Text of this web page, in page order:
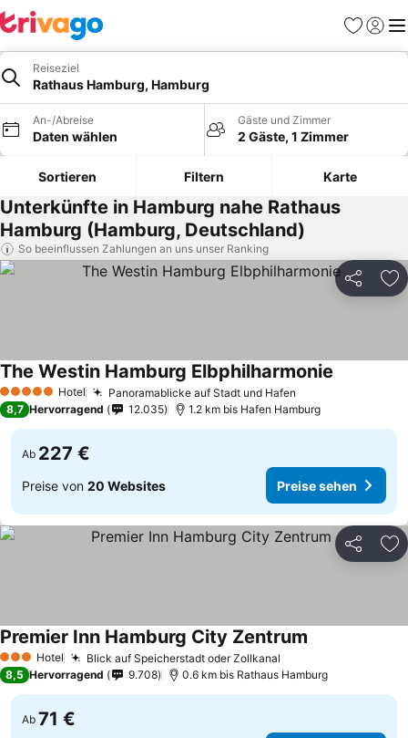
Favoriten
Reiseziel
Rathaus Hamburg, Hamburg
An-/Abreise
Daten wählen
Gäste und Zimmer
2 Gäste, 1 Zimmer
Sortieren Filtern Karte
Unterkünfte in Hamburg nahe Rathaus
Hamburg (Hamburg, Deutschland)
So beeinflussen Zahlungen an uns unser Ranking
Teilen
5 Sterne Hotel Panoramablicke auf Stadt und Hafen
The Westin Hamburg Elbphilharmonie
8,7 Hervorragend 12.035 1.2 km bis Hafen Hamburg
Ab 227 €
Preise von 20 Websites Preise sehen
Teilen
3 SterneHotel Blick auf Speicherstadt oder Zollkanal
Premier Inn Hamburg City Zentrum
8,5 Hervorragend 9.708 0.6 km bis Rathaus Hamburg
Ab 71 €